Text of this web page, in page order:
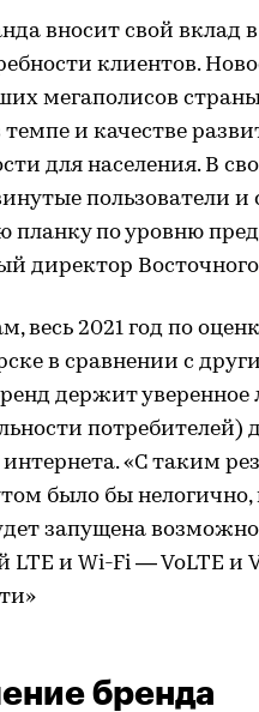
вносит свой вклад
клиентов.
мегаполисов
и качестве
для населения. В
пользователи и
по уровню
директор
весь 2021 год по
в сравнении с
держит уверенное
потребителей)
«С таким
было бы
запущена
LTE и Wi-Fi — VoLTE и
бренда